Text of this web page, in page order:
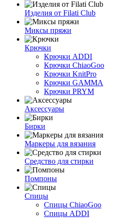
Изделия от Filati Club
Миксы пряжи
Крючки
Крючки ADDI
Крючки ChiaoGoo
Крючки KnitPro
Крючки GAMMA
Крючки PRYM
Аксессуары
Бирки
Маркеры для вязания
Средство для стирки
Помпоны
Спицы
Спицы ChiaoGoo
Спицы ADDI